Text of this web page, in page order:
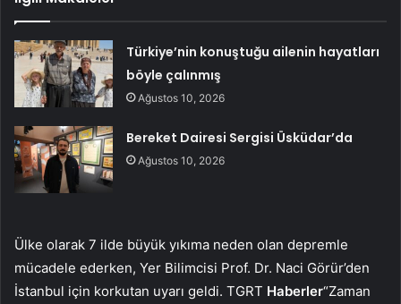
Türkiye’nin konuştuğu ailenin hayatları
böyle çalınmış
Ağustos 10, 2026
Bereket Dairesi Sergisi Üsküdar’da
Ağustos 10, 2026
Ülke olarak 7 ilde büyük yıkıma neden olan depremle
mücadele ederken, Yer Bilimcisi Prof. Dr. Naci Görür’den
İstanbul için korkutan uyarı geldi. TGRT Haberler“Zaman